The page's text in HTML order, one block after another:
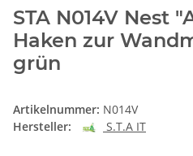
STA N014V Nest
Haken zur
grün
Artikelnummer: N014V
Hersteller:
S.T.A IT